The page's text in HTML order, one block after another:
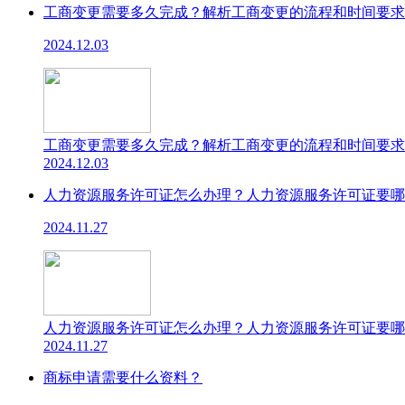
工商变更需要多久完成？解析工商变更的流程和时间要求
2024.12.03
工商变更需要多久完成？解析工商变更的流程和时间要求
2024.12.03
人力资源服务许可证怎么办理？人力资源服务许可证要
2024.11.27
人力资源服务许可证怎么办理？人力资源服务许可证要
2024.11.27
商标申请需要什么资料？